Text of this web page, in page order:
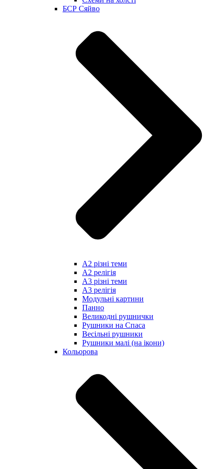
БСР Сяйво
А2 різні теми
А2 релігія
А3 різні теми
А3 релігія
Модульні картини
Панно
Великодні рушнички
Рушники на Спаса
Весільні рушники
Рушники малі (на ікони)
Кольорова